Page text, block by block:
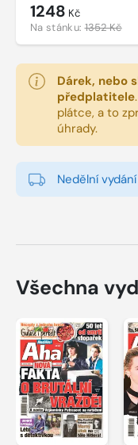
1248 Kč
Na stánku:1352 Kč
Dárek, nebo
předplatitele.
plátce, a to
úhrady.
Nedělní
Všechna